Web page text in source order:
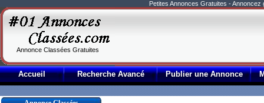
Petites Annonces Gratuites -
Annonce Classées Gratuites
Accueil Recherche Avancé Publier une Annonce